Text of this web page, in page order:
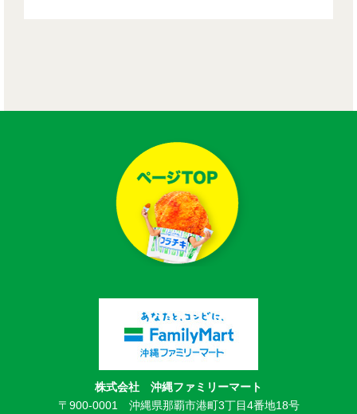
株式会社 沖縄ファミリーマート
〒900-0001 沖縄県那覇市港町3丁目4番地18号